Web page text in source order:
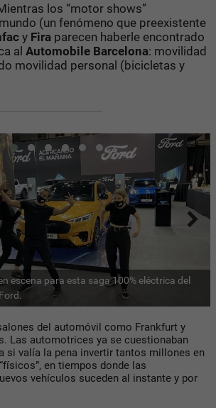
los “motor shows”
(un fenómeno que preexistente
y Fira parecen haberle encontrado
al Automobile Barcelona: movilidad
movilidad personal (bicicletas y
escena para esta saga 100% eléctrica del
del automóvil como Frankfurt y
Las automotrices ya se cuestionaban
si valía la pena invertir tantos millones en
en tiempos donde las
vehículos suceden al instante y por